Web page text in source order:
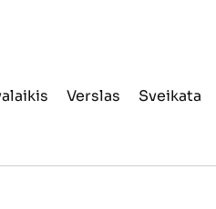
Verslas Sveikata